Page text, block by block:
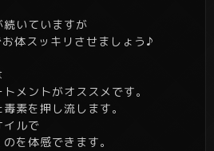
いていますが
体スッキリさせましょう♪
メントがオススメです。
素を押し流します。
イルで
を体感できます。